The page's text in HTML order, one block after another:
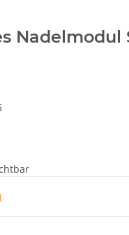
Nadelmodul